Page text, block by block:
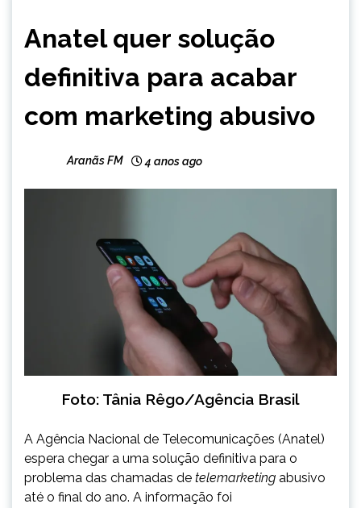
NOTÍCIAS
Anatel quer solução
definitiva para acabar
com marketing abusivo
Aranãs FM 4 anos ago
Foto: Tânia Rêgo/Agência Brasil
A Agência Nacional de Telecomunicações (Anatel)
espera chegar a uma solução definitiva para o
problema das chamadas de telemarketing abusivo
até o final do ano. A informação foi